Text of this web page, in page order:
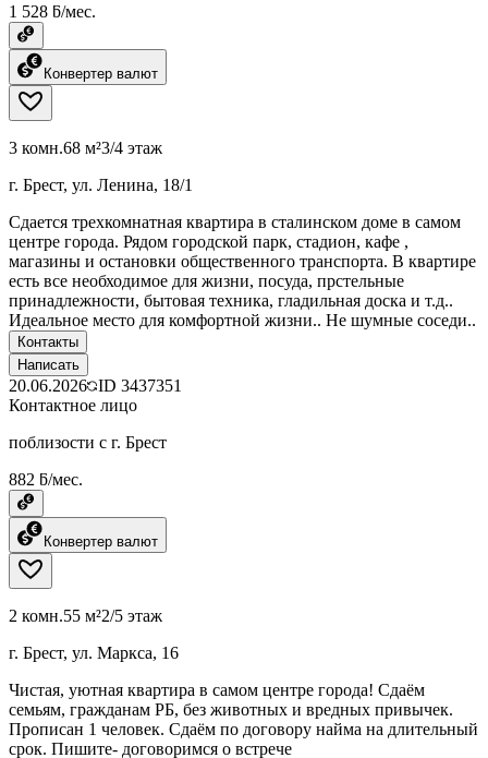
1 528 ƃ/мес.
Конвертер валют
3 комн.68 м²3/4 этаж
г. Брест, ул. Ленина, 18/1
Сдается трехкомнатная квартира в сталинском доме в самом
центре города. Рядом городской парк, стадион, кафе ,
магазины и остановки общественного транспорта. В квартире
есть все необходимое для жизни, посуда, прстельные
принадлежности, бытовая техника, гладильная доска и т.д..
Идеальное место для комфортной жизни.. Не шумные соседи..
Контакты
Написать
20.06.2026 ID 3437351
Контактное лицо
поблизости с г. Брест
882 ƃ/мес.
Конвертер валют
2 комн.55 м²2/5 этаж
г. Брест, ул. Маркса, 16
Чистая, уютная квартира в самом центре города! Сдаём
семьям, гражданам РБ, без животных и вредных привычек.
Прописан 1 человек. Сдаём по договору найма на длительный
срок. Пишите- договоримся о встрече